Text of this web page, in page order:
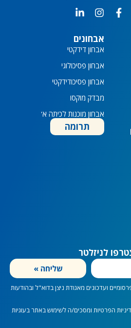
F
a
I
n
t
a
g
r
m
L
i
k
e
d
i
-
i
n
אבחונים
אבחון דידקטי
אבחון פסיכולוגי
אבחון פסיכודידקטי
מבדק מוקסו
אבחון מוכנות לכיתה א'
תרומה
לניזלטר
ועדכונים מאגודת ניצן בדוא"ל ובהודעות
הפרטיות ומסכים/ה לשימוש באתר בעוגיות
שליחה »